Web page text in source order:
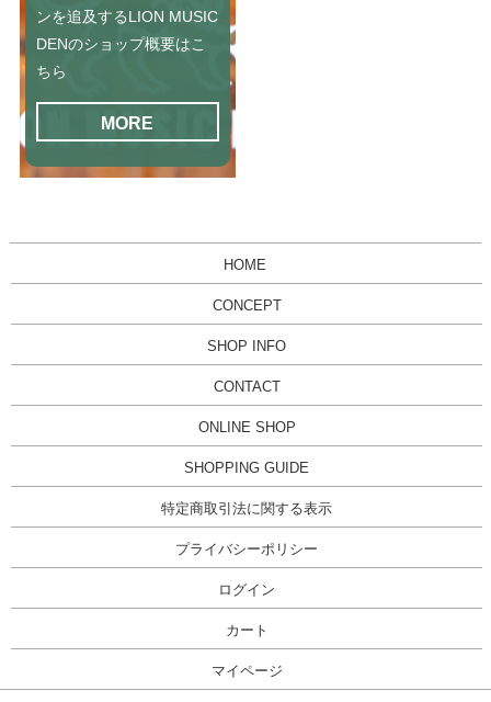
ンを追及するLION MUSIC
DENのショップ概要はこ
ちら
MORE
HOME
CONCEPT
SHOP INFO
CONTACT
ONLINE SHOP
SHOPPING GUIDE
特定商取引法に関する表示
プライバシーポリシー
ログイン
カート
マイページ